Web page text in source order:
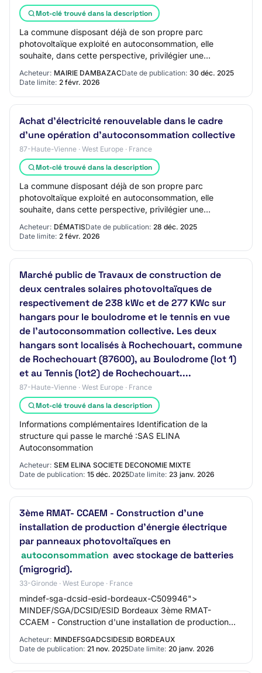
Mot-clé trouvé dans la description
La commune disposant déjà de son propre parc
photovoltaïque exploité en autoconsommation, elle
souhaite, dans cette perspective, privilégier une
Acheteur: MAIRIE DAMBAZACDate de publication: 30 déc. 2025
Date limite: 2 févr. 2026
Achat d'électricité renouvelable dans le cadre
d'une opération d'autoconsommation collective
87-Haute-Vienne · West Europe · France
Mot-clé trouvé dans la description
La commune disposant déjà de son propre parc
photovoltaïque exploité en autoconsommation, elle
souhaite, dans cette perspective, privilégier une
diversification de son mix énergétique en s'appuyant s…
Acheteur: DÉMATISDate de publication: 28 déc. 2025
Date limite: 2 févr. 2026
Marché public de Travaux de construction de
deux centrales solaires photovoltaïques de
respectivement de 238 kWc et de 277 KWc sur
hangars pour le boulodrome et le tennis en vue
de l’autoconsommation collective. Les deux
hangars sont localisés à Rochechouart, commune
de Rochechouart (87600), au Boulodrome (lot 1)
et au Tennis (lot2) de Rochechouart....
87-Haute-Vienne · West Europe · France
Mot-clé trouvé dans la description
Informations complémentaires Identification de la
structure qui passe le marché :SAS ELINA
Autoconsommation
Acheteur: SEM ELINA SOCIETE DECONOMIE MIXTE
Date de publication: 15 déc. 2025Date limite: 23 janv. 2026
3ème RMAT- CCAEM - Construction d'une
installation de production d'énergie électrique
par panneaux photovoltaïques en
autoconsommation avec stockage de batteries
(migrogrid).
33-Gironde · West Europe · France
mindef-sga-dcsid-esid-bordeaux-C509946">
MINDEF/SGA/DCSID/ESID Bordeaux 3ème RMAT-
CCAEM - Construction d'une installation de production
autoconso…
Acheteur: MINDEFSGADCSIDESID BORDEAUX
Date de publication: 21 nov. 2025Date limite: 20 janv. 2026